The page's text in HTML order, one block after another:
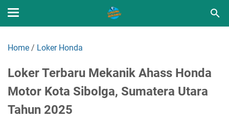
Home / Loker Honda
Loker Terbaru Mekanik Ahass Honda
Motor Kota Sibolga, Sumatera Utara
Tahun 2025